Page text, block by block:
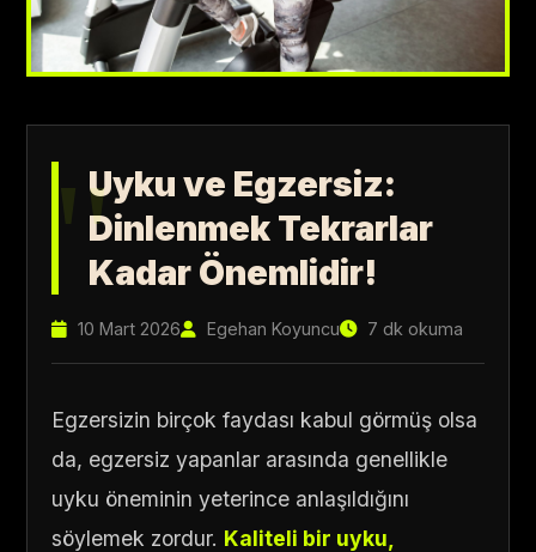
Uyku ve Egzersiz:
Dinlenmek Tekrarlar
Kadar Önemlidir!
10 Mart 2026 Egehan Koyuncu 7 dk okuma
Egzersizin birçok faydası kabul görmüş olsa
da, egzersiz yapanlar arasında genellikle
uyku öneminin yeterince anlaşıldığını
söylemek zordur. Kaliteli bir uyku,